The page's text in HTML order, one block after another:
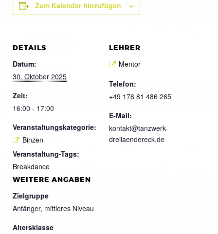
Zum Kalender hinzufügen
DETAILS
Datum:
30. Oktober 2025
Zeit:
16:00 - 17:00
Veranstaltungskategorie:
Binzen
Veranstaltung-Tags:
Breakdance
LEHRER
Mentor
Telefon:
+49 176 81 486 265
E-Mail:
kontakt@tanzwerk-
dreilaendereck.de
WEITERE ANGABEN
Zielgruppe
Anfänger, mittleres Niveau
Altersklasse